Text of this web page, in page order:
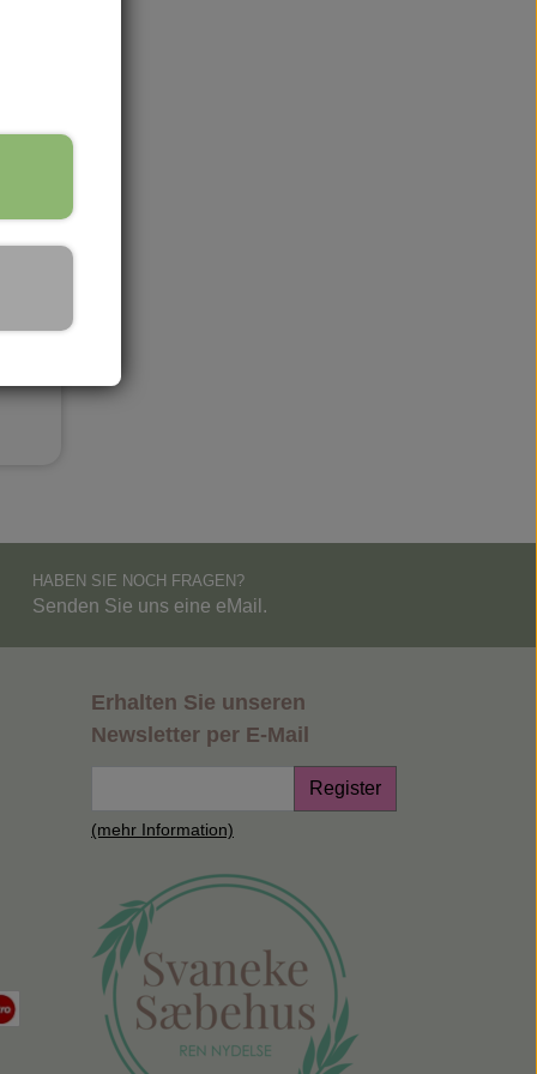
HABEN SIE NOCH FRAGEN?
Senden Sie uns eine eMail.
Erhalten Sie unseren
Newsletter per E-Mail
Register
(mehr Information)